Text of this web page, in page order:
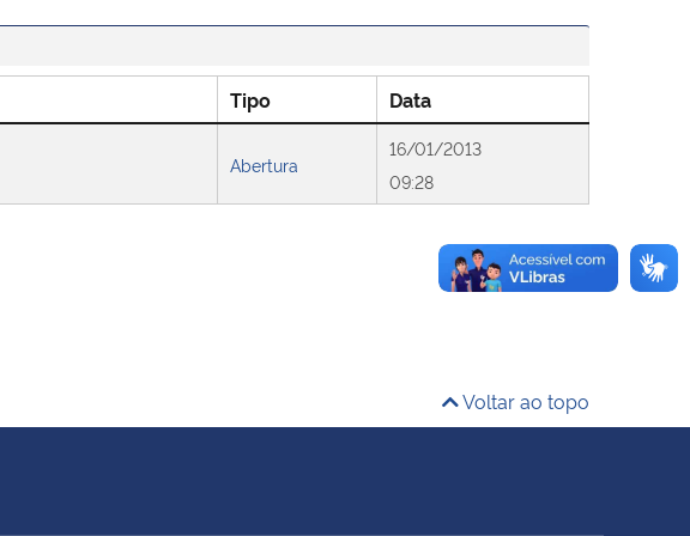
Tipo Data
Abertura
16/01/2013
09:28
Voltar ao topo